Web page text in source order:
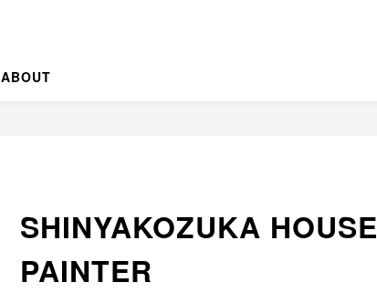
ABOUT
SHINYAKOZUKA HOUSE
PAINTER